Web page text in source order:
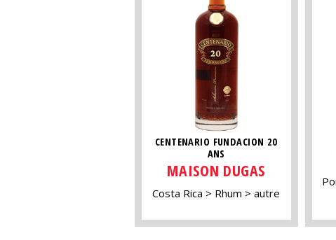
CENTENARIO FUNDACION 20
ANS
MAISON DUGAS
Costa Rica Rhum autre